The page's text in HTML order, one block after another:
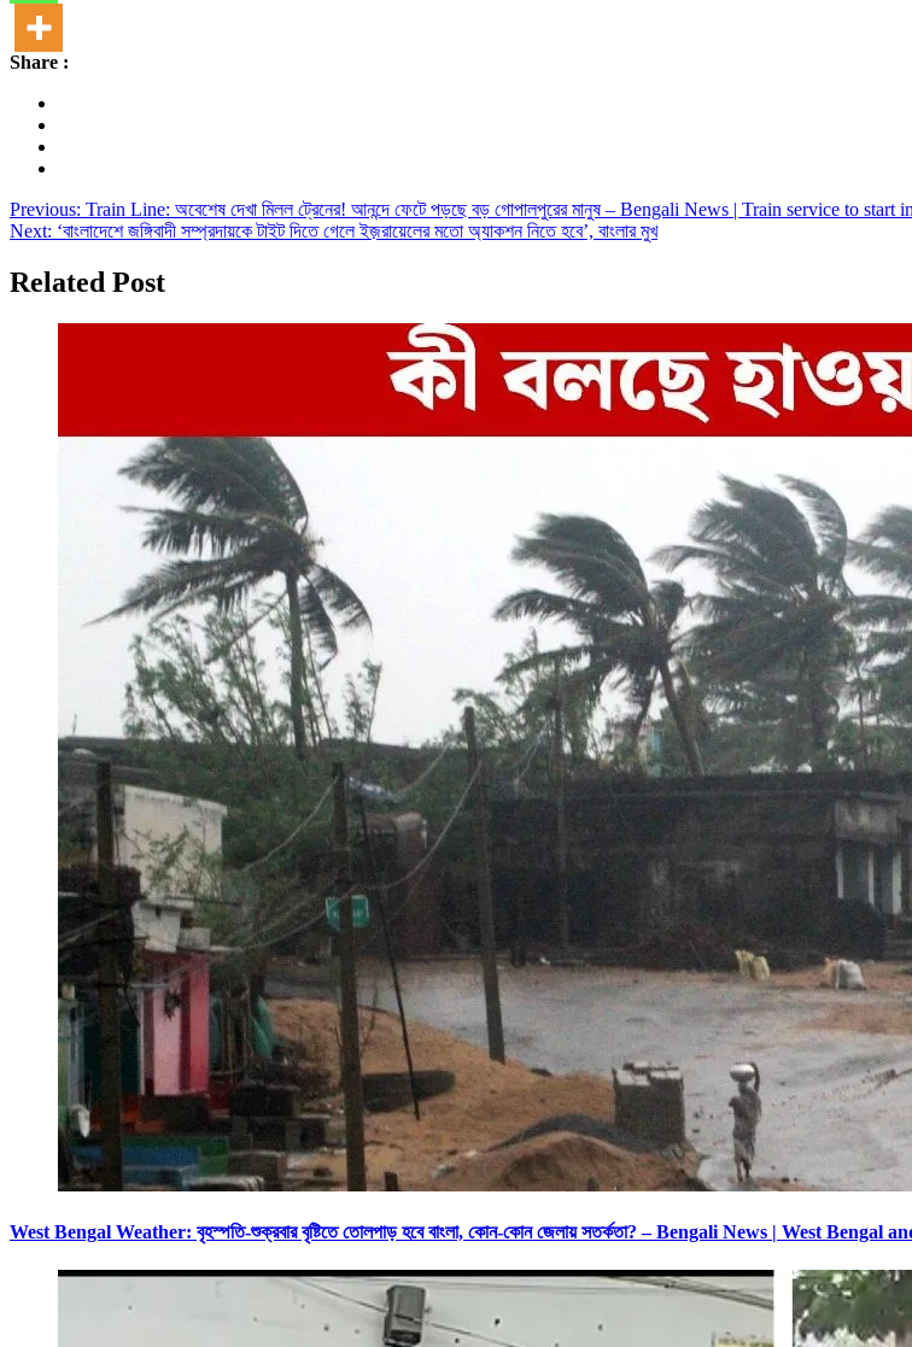
Share :
Post
navigation
Previous: Train Line: অবেশেষ দেখা মিলল ট্রেনের! আনন্দে ফেটে পড়ছে বড় গোপালপুরের মানুষ – Bengali News | Train service to
Next: ‘বাংলাদেশে জঙ্গিবাদী সম্প্রদায়কে টাইট দিতে গেলে ইজ়রায়েলের মতো অ্যাকশন নিতে হবে’, বাংলার মুখ
Related Post
West Bengal Weather: বৃহস্পতি-শুক্রবার বৃষ্টিতে তোলপাড় হবে বাংলা, কোন-কোন জেলায় সতর্কতা? – Bengali News | West